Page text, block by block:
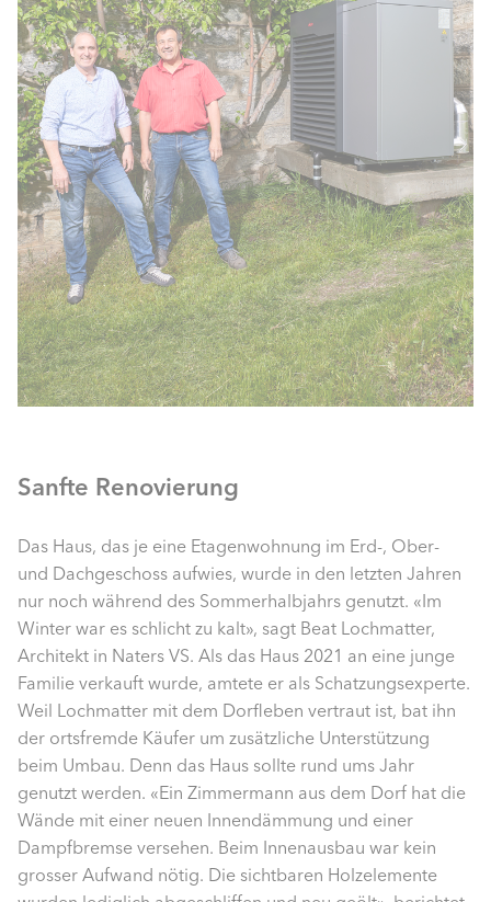
Sanfte Renovierung
Das Haus, das je eine Etagenwohnung im Erd-, Ober-
und Dachgeschoss aufwies, wurde in den letzten Jahren
nur noch während des Sommerhalbjahrs genutzt. «Im
Winter war es schlicht zu kalt», sagt Beat Lochmatter,
Architekt in Naters VS. Als das Haus 2021 an eine junge
Familie verkauft wurde, amtete er als Schatzungsexperte.
Weil Lochmatter mit dem Dorfleben vertraut ist, bat ihn
der ortsfremde Käufer um zusätzliche Unterstützung
beim Umbau. Denn das Haus sollte rund ums Jahr
genutzt werden. «Ein Zimmermann aus dem Dorf hat die
Wände mit einer neuen Innendämmung und einer
Dampfbremse versehen. Beim Innenausbau war kein
grosser Aufwand nötig. Die sichtbaren Holzelemente